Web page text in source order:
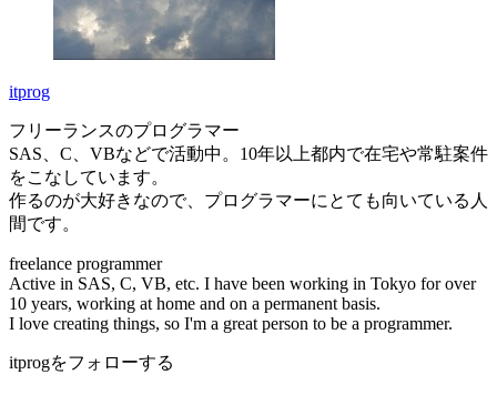
itprog
フリーランスのプログラマー
SAS、C、VBなどで活動中。10年以上都内で在宅や常駐案件
をこなしています。
作るのが大好きなので、プログラマーにとても向いている人
間です。
freelance programmer
Active in SAS, C, VB, etc. I have been working in Tokyo for over
10 years, working at home and on a permanent basis.
I love creating things, so I'm a great person to be a programmer.
itprogをフォローする